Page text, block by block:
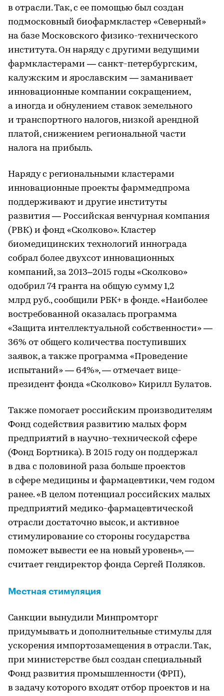
в отрасли. Так, с ее помощью был создан
подмосковный биофармкластер «Северный»
на базе Московского физико-технического
института. Он наряду с другими ведущими
фармкластерами — санкт-петербургским,
калужским и ярославским — заманивает
инновационные компании сокращением,
а иногда и обнулением ставок земельного
и транспортного налогов, низкой арендной
платой, снижением региональной части
налога на прибыль.
Наряду с региональными кластерами
инновационные проекты фарммедпрома
поддерживают и другие институты
развития — Российская венчурная компания
(РВК) и фонд «Сколково». Кластер
биомедицинских технологий иннограда
собрал более двухсот инновационных
компаний, за 2013–2015 годы «Сколково»
одобрил 74 гранта на общую сумму 1,2
млрд руб., сообщили РБК+ в фонде. «Наиболее
востребованной оказалась программа
«Защита интеллектуальной собственности» —
36% от общего количества поступивших
заявок, а также программа «Проведение
испытаний» — 64%», — отмечает вице-
президент фонда «Сколково» Кирилл Булатов.
Также помогает российским производителям
Фонд содействия развитию малых форм
предприятий в научно-технической сфере
(Фонд Бортника). В 2015 году он поддержал
в два с половиной раза больше проектов
в сфере медицины и фармацевтики, чем годом
ранее. «В целом потенциал российских малых
предприятий медико-фармацевтической
отрасли достаточно высок, и активное
стимулирование со стороны государства
поможет вывести ее на новый уровень», —
считает гендиректор фонда Сергей Поляков.
Местная стимуляция
Санкции вынудили Минпромторг
придумывать и дополнительные стимулы для
ускорения импортозамещения в отрасли. Так,
при министерстве был создан специальный
Фонд развития промышленности (ФРП),
в задачу которого входят отбор проектов и на